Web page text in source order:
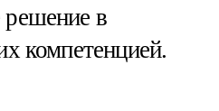
решение в
компетенцией.